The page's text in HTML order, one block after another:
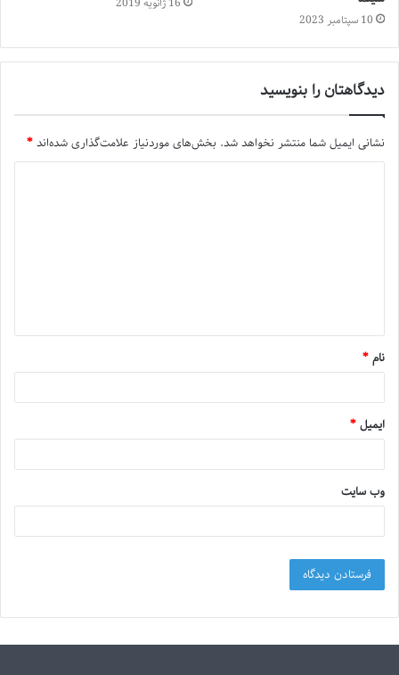
10 سپتامبر 2023
دیدگاهتان را بنویسید
نشانی ایمیل شما منتشر نخواهد شد. بخش‌های موردنیاز علامت‌گذاری شده‌اند*
نام*
ایمیل*
وب‌ سایت